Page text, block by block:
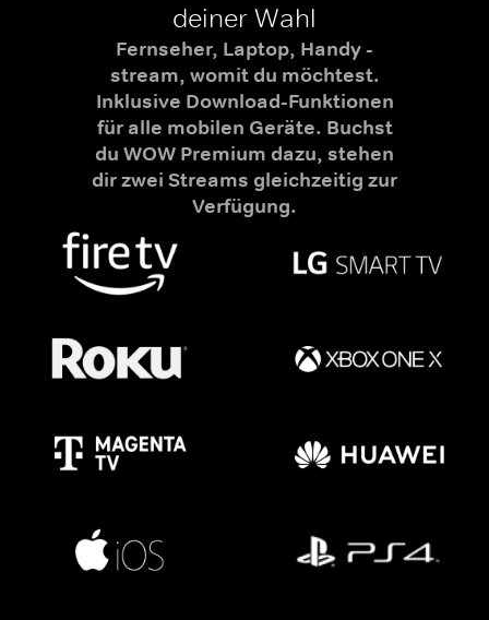
deiner Wahl
Fernseher, Laptop, Handy -
stream, womit du möchtest.
Inklusive Download-Funktionen
für alle mobilen Geräte. Buchst
du WOW Premium dazu, stehen
dir zwei Streams gleichzeitig zur
Verfügung.